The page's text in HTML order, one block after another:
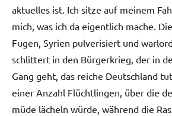
aktuelles ist. Ich sitze auf meinem
mich, was ich da eigentlich mache.
Fugen, Syrien pulverisiert und
schlittert in den Bürgerkrieg, der in
Gang geht, das reiche Deutschland
einer Anzahl Flüchtlingen, über die
müde lächeln würde, während die